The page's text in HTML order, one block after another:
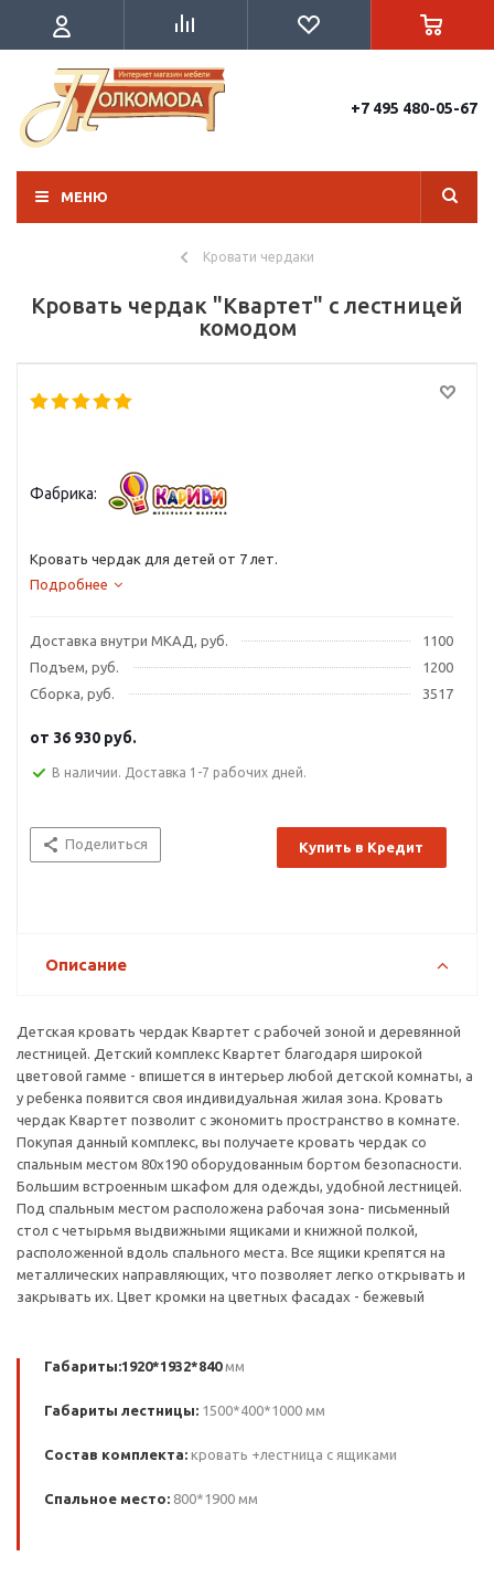
+7 495 480-05-67
МЕНЮ
Кровати чердаки
Кровать чердак "Квартет" с лестницей
комодом
Фабрика:
Кровать чердак для детей от 7 лет.
Подробнее
Доставка внутри МКАД, руб.
1100
Подъем, руб.
1200
Сборка, руб.
3517
от 36 930 руб.
В наличии. Доставка 1-7 рабочих дней.
Поделиться Купить в Кредит
Описание
Детская кровать чердак Квартет с рабочей зоной и деревянной
лестницей. Детский комплекс Квартет благодаря широкой
цветовой гамме - впишется в интерьер любой детской комнаты, а
у ребенка появится своя индивидуальная жилая зона. Кровать
чердак Квартет позволит с экономить пространство в комнате.
Покупая данный комплекс, вы получаете кровать чердак со
спальным местом 80х190 оборудованным бортом безопасности.
Большим встроенным шкафом для одежды, удобной лестницей.
Под спальным местом расположена рабочая зона- письменный
стол с четырьмя выдвижными ящиками и книжной полкой,
расположенной вдоль спального места. Все ящики крепятся на
металлических направляющих, что позволяет легко открывать и
закрывать их. Цвет кромки на цветных фасадах - бежевый
Габариты:1920*1932*840мм
Габариты лестницы: 1500*400*1000 мм
Состав комплекта: кровать +лестница с ящиками
Спальное место: 800*1900 мм